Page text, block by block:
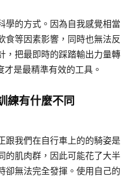
學的方式。因為自我感覺相當
食等因素影響，同時也無法反
，把最即時的踩踏輸出力量轉
才是最精準有效的工具。
練有什麼不同
跟我們在自行車上的的騎姿是
的肌肉群，因此可能花了大半
卻無法完全發揮。使用自己的